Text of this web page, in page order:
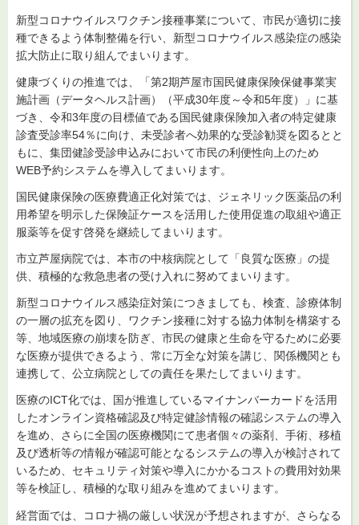
新型コロナウイルスワクチン接種事業について、市民が適切に接
種できるよう体制整備を行い、新型コロナウイルス感染症の感染
拡大防止に取り組んでまいります。
健康づくりの推進では、「第2期芦屋市国民健康保険保健事業実
施計画（データヘルス計画）（平成30年度～令和5年度）」に基
づき、令和3年度の目標値である国民健康保険加入者の特定健康
診査受診率54％に向け、未受診者へ効果的な受診勧奨を図るとと
もに、集団健診受診申込みにおいて市民の利便性向上のため
WEB予約システムを導入してまいります。
国民健康保険の医療費適正化対策では、ジェネリック医薬品の利
用希望を明示した保険証ケースを活用した使用促進の取組や適正
服薬等を促す啓発を継続してまいります。
市立芦屋病院では、本市の中核病院として「良質な医療」の提
供、積極的な救急患者の受け入れに努めてまいります。
新型コロナウイルス感染症対策につきましても、検査、診療体制
の一層の拡充を図り、ワクチン接種に対する協力体制を構築する
等、地域医療の崩壊を防ぎ、市民の健康と生命を守るために必要
な医療が提供できるよう、常に万全な対策を講じ、関係機関とも
連携して、公立病院としての責任を果たしてまいります。
医療のICT化では、国が推進しているマイナンバーカードを活用
したオンライン資格確認及び特定健診情報の確認システムの導入
を進め、さらに全国の医療機関にて患者個々の薬剤、手術、移植
及び透析等の情報が確認可能となるシステムの導入が検討されて
いるため、セキュリティ対策や導入にかかるコストの費用対効果
等を検証し、積極的な取り組みを進めてまいります。
経営面では、コロナ禍の厳しい状況が予想されますが、さらなる